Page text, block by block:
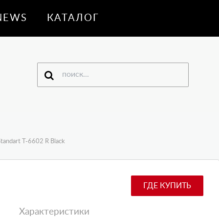
КАТАЛОГ
T-6602 R Black
ГДЕ КУПИТЬ
Характеристики